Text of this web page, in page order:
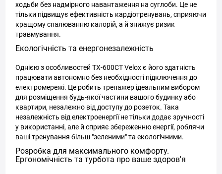
ходьби без надмірного навантаження на суглоби. Це не
тільки підвищує ефективність кардіотренувань, сприяючи
кращому спалюванню калорій, а й знижує ризик
травмування.
Екологічність та енергонезалежність
Однією з особливостей TX-600CT Velox є його здатність
працювати автономно без необхідності підключення до
електромережі. Це робить тренажер ідеальним вибором
для розміщення будь-якої частини вашого будинку або
квартири, незалежно від доступу до розеток. Така
незалежність від електроенергії не тільки додає зручності
у використанні, але й сприяє збереженню енергії, роблячи
ваші тренування більш "зеленими" та екологічними.
Розробка для максимального комфорту.
Ергономічність та турбота про ваше здоров'я